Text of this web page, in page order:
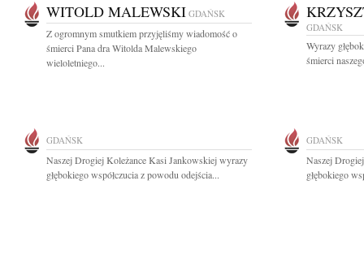
WITOLD MALEWSKI GDAŃSK
Z ogromnym smutkiem przyjęliśmy wiadomość o
śmierci Pana dra Witolda Malewskiego
wieloletniego...
GDAŃSK
Wyrazy
śmierci
GDAŃSK
Naszej Drogiej Koleżance Kasi Jankowskiej wyrazy
głębokiego współczucia z powodu odejścia...
GDAŃSK
Naszej
głębokiego